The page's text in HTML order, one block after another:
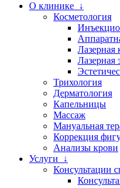
О клинике ↓
Косметология
Лазерная
Лазерная
Трихология
Дерматология
Капельницы
Массаж
Мануальная
Коррекция
Анализы крови
Услуги ↓
Консультации